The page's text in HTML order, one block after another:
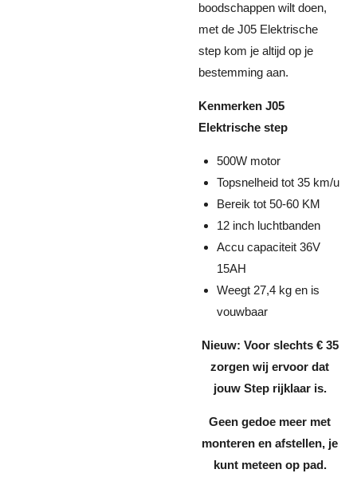
boodschappen wilt doen,
met de J05 Elektrische
step kom je altijd op je
bestemming aan.
Kenmerken J05
Elektrische step
500W motor
Topsnelheid tot 35 km/u
Bereik tot 50-60 KM
12 inch luchtbanden
Accu capaciteit 36V
15AH
Weegt 27,4 kg en is
vouwbaar
Nieuw: Voor slechts € 35
zorgen wij ervoor dat
jouw Step rijklaar is.
Geen gedoe meer met
monteren en afstellen, je
kunt meteen op pad.